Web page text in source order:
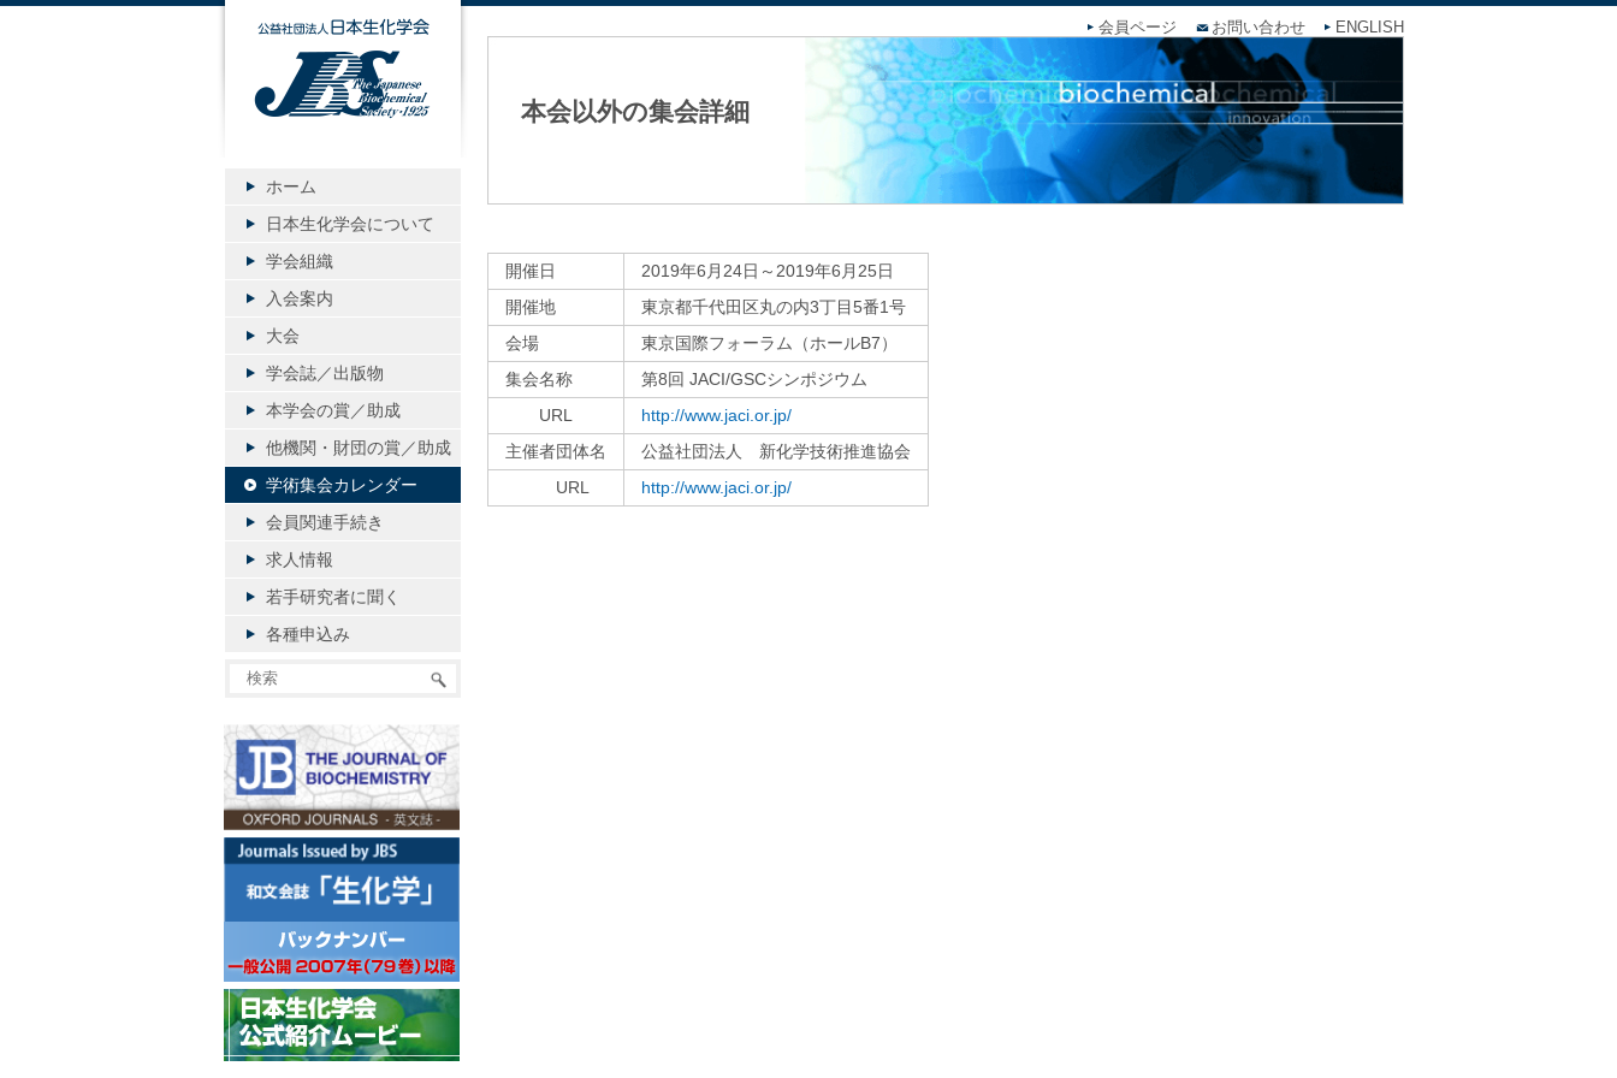
会員ページ お問い合わせ ENGLISH
本会以外の集会詳細
開催日
2019年6月24日～2019年6月25日
開催地
東京都千代田区丸の内3丁目5番1号
会場
東京国際フォーラム（ホールB7）
集会名称
第8回 JACI/GSCシンポジウム
URL
http://www.jaci.or.jp/
主催者団体名
公益社団法人 新化学技術推進協会
URL
http://www.jaci.or.jp/
公益社団法人日本生化学会
ホーム
日本生化学会について
学会組織
入会案内
大会
学会誌／出版物
本学会の賞／助成
他機関・財団の賞／助成
学術集会カレンダー
会員関連手続き
求人情報
若手研究者に聞く
各種申込み